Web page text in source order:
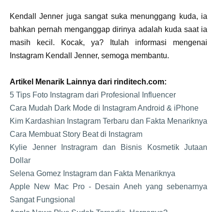
Kendall Jenner juga sangat suka menunggang kuda, ia
bahkan pernah menganggap dirinya adalah kuda saat ia
masih kecil. Kocak, ya? Itulah informasi mengenai
Instagram Kendall Jenner, semoga membantu.
Artikel Menarik Lainnya dari rinditech.com:
5 Tips Foto Instagram dari Profesional Influencer
Cara Mudah Dark Mode di Instagram Android & iPhone
Kim Kardashian Instagram Terbaru dan Fakta Menariknya
Cara Membuat Story Beat di Instagram
Kylie Jenner Instragram dan Bisnis Kosmetik Jutaan
Dollar
Selena Gomez Instagram dan Fakta Menariknya
Apple New Mac Pro - Desain Aneh yang sebenarnya
Sangat Fungsional